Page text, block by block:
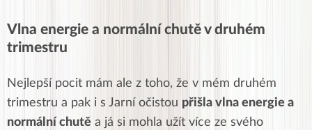
Vlna energie a normální chutě v druhém
trimestru
Nejlepší pocit mám ale z toho, že v mém druhém
trimestru a pak i s Jarní očistou přišla vlna energie a
normální chutě a já si mohla užít více ze svého